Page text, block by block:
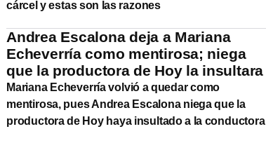
cárcel y estas son las razones
Andrea Escalona deja a Mariana
Echeverría como mentirosa; niega
que la productora de Hoy la insultara
Mariana Echeverría volvió a quedar como
mentirosa, pues Andrea Escalona niega que la
productora de Hoy haya insultado a la conductora